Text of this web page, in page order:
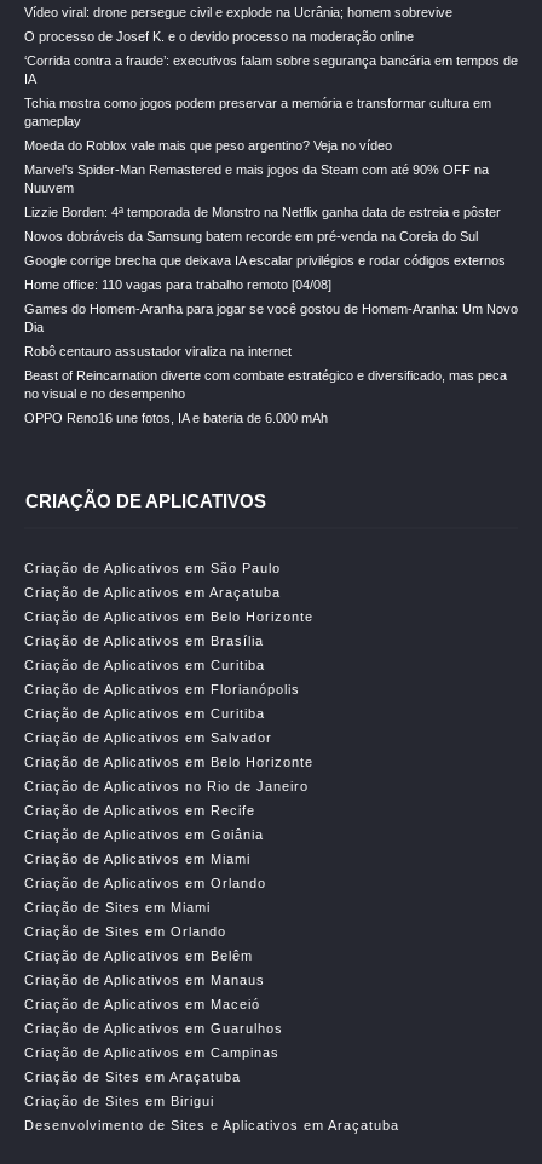
Vídeo viral: drone persegue civil e explode na Ucrânia; homem sobrevive
O processo de Josef K. e o devido processo na moderação online
‘Corrida contra a fraude’: executivos falam sobre segurança bancária em tempos de
IA
Tchia mostra como jogos podem preservar a memória e transformar cultura em
gameplay
Moeda do Roblox vale mais que peso argentino? Veja no vídeo
Marvel’s Spider-Man Remastered e mais jogos da Steam com até 90% OFF na
Nuuvem
Lizzie Borden: 4ª temporada de Monstro na Netflix ganha data de estreia e pôster
Novos dobráveis da Samsung batem recorde em pré-venda na Coreia do Sul
Google corrige brecha que deixava IA escalar privilégios e rodar códigos externos
Home office: 110 vagas para trabalho remoto [04/08]
Games do Homem-Aranha para jogar se você gostou de Homem-Aranha: Um Novo
Dia
Robô centauro assustador viraliza na internet
Beast of Reincarnation diverte com combate estratégico e diversificado, mas peca
no visual e no desempenho
OPPO Reno16 une fotos, IA e bateria de 6.000 mAh
CRIAÇÃO DE APLICATIVOS
Criação de Aplicativos em São Paulo
Criação de Aplicativos em Araçatuba
Criação de Aplicativos em Belo Horizonte
Criação de Aplicativos em Brasília
Criação de Aplicativos em Curitiba
Criação de Aplicativos em Florianópolis
Criação de Aplicativos em Curitiba
Criação de Aplicativos em Salvador
Criação de Aplicativos em Belo Horizonte
Criação de Aplicativos no Rio de Janeiro
Criação de Aplicativos em Recife
Criação de Aplicativos em Goiânia
Criação de Aplicativos em Miami
Criação de Aplicativos em Orlando
Criação de Sites em Miami
Criação de Sites em Orlando
Criação de Aplicativos em Belêm
Criação de Aplicativos em Manaus
Criação de Aplicativos em Maceió
Criação de Aplicativos em Guarulhos
Criação de Aplicativos em Campinas
Criação de Sites em Araçatuba
Criação de Sites em Birigui
Desenvolvimento de Sites e Aplicativos em Araçatuba